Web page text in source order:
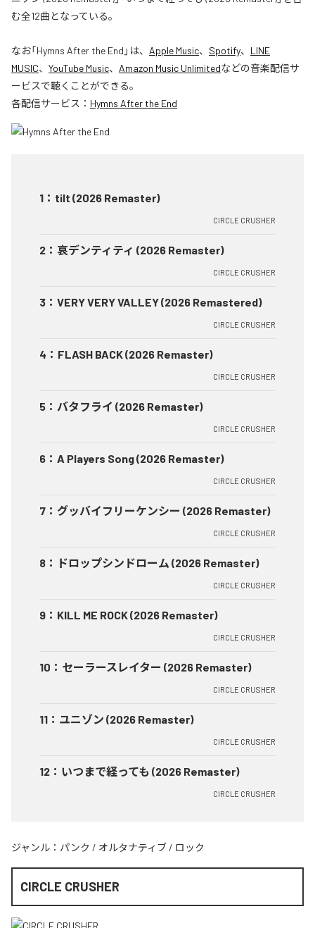
む全12曲となっている。
なお「Hymns After the End 」は、 Apple Music、 Spotify、 LINE
MUSIC、 YouTube Music、 Amazon Music Unlimitedなどの音楽配信サ
ービスで聴くことができる。
各配信サービス： Hymns After the End
1 ： tilt (2026 Remaster)
CIRCLE CRUSHER
2 ： 哀デンティティ (2026 Remaster)
CIRCLE CRUSHER
3 ： VERY VERY VALLEY (2026 Remastered)
CIRCLE CRUSHER
4 ： FLASH BACK (2026 Remaster)
CIRCLE CRUSHER
5 ： バタフライ (2026 Remaster)
CIRCLE CRUSHER
6 ： A Players Song (2026 Remaster)
CIRCLE CRUSHER
7 ： グッバイフリーケンシー (2026 Remaster)
CIRCLE CRUSHER
8 ： ドロップシンドローム (2026 Remaster)
CIRCLE CRUSHER
9 ： KILL ME ROCK (2026 Remaster)
CIRCLE CRUSHER
10 ： セーラースレイター (2026 Remaster)
CIRCLE CRUSHER
11 ： ユニゾン (2026 Remaster)
CIRCLE CRUSHER
12 ： いつまで経っても (2026 Remaster)
CIRCLE CRUSHER
ジャンル： パンク / オルタナティブ / ロック
CIRCLE CRUSHER